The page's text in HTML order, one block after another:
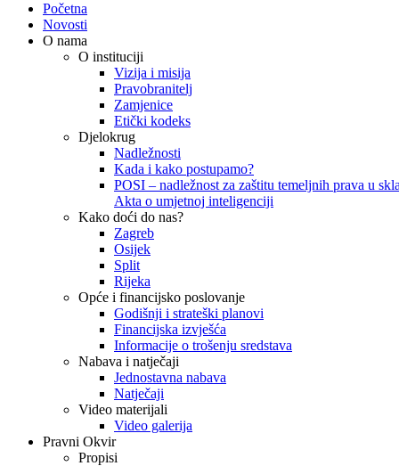
Početna
Novosti
O nama
O instituciji
Vizija i misija
Pravobranitelj
Zamjenice
Etički kodeks
Djelokrug
Nadležnosti
Kada i kako postupamo?
POSI – nadležnost za zaštitu temeljnih prava u
Akta o umjetnoj inteligenciji
Kako doći do nas?
Zagreb
Osijek
Split
Rijeka
Opće i financijsko poslovanje
Godišnji i strateški planovi
Financijska izvješća
Informacije o trošenju sredstava
Nabava i natječaji
Jednostavna nabava
Natječaji
Video materijali
Video galerija
Pravni Okvir
Propisi